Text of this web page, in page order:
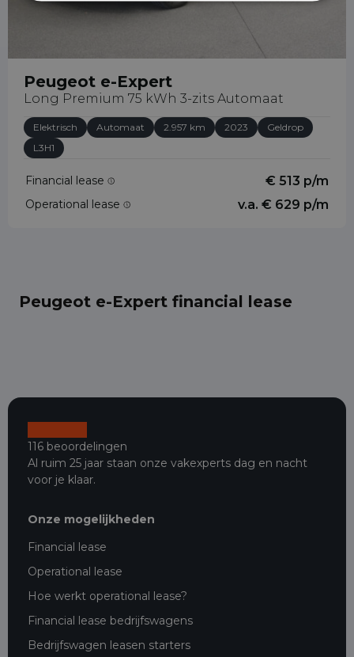
Peugeot e-Expert
Long Premium 75 kWh 3-zits Automaat
Elektrisch Automaat 2.957 km 2023
Geldrop
L3H1
Financial lease € 513 p/m
Operational lease v.a. € 629 p/m
Peugeot e-Expert financial lease
116 beoordelingen
Al ruim 25 jaar staan onze vakexperts dag en nacht
voor je klaar.
Onze mogelijkheden
Financial lease
Operational lease
Hoe werkt operational lease?
Financial lease bedrijfswagens
Bedrijfswagen leasen starters